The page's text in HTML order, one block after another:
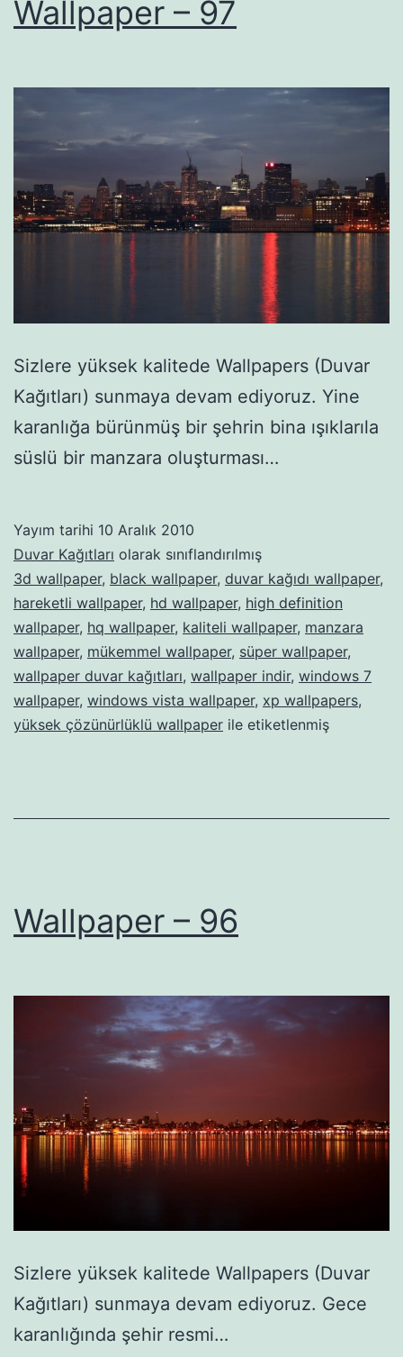
Wallpaper – 97
Sizlere yüksek kalitede Wallpapers (Duvar
Kağıtları) sunmaya devam ediyoruz. Yine
karanlığa bürünmüş bir şehrin bina ışıklarıla
süslü bir manzara oluşturması…
Yayım tarihi 10 Aralık 2010
Duvar Kağıtları olarak sınıflandırılmış
3d wallpaper, black wallpaper, duvar kağıdı wallpaper,
hareketli wallpaper, hd wallpaper, high definition
wallpaper, hq wallpaper, kaliteli wallpaper, manzara
wallpaper, mükemmel wallpaper, süper wallpaper,
wallpaper duvar kağıtları, wallpaper indir, windows 7
wallpaper, windows vista wallpaper, xp wallpapers,
yüksek çözünürlüklü wallpaper ile etiketlenmiş
Wallpaper – 96
Sizlere yüksek kalitede Wallpapers (Duvar
Kağıtları) sunmaya devam ediyoruz. Gece
karanlığında şehir resmi…